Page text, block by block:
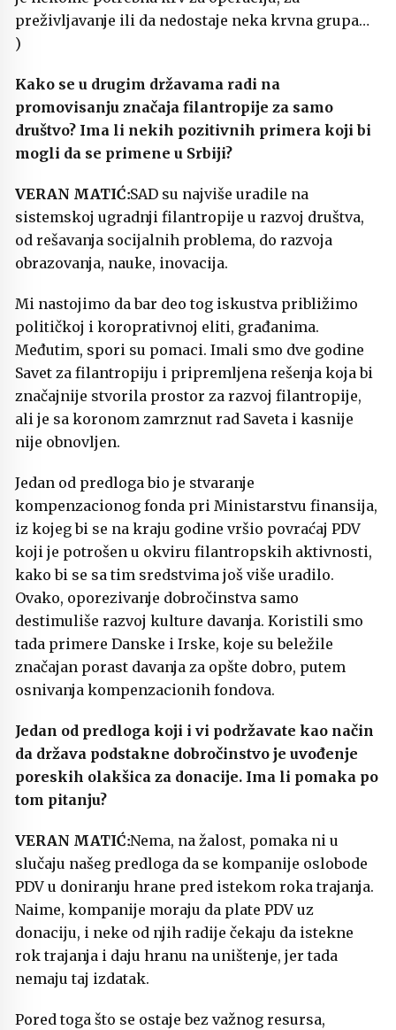
preživljavanje ili da nedostaje neka krvna grupa…
)
Kako se u drugim državama radi na
promovisanju značaja filantropije za samo
društvo? Ima li nekih pozitivnih primera koji bi
mogli da se primene u Srbiji?
SAD su najviše uradile na
sistemskoj ugradnji filantropije u razvoj društva,
od rešavanja socijalnih problema, do razvoja
obrazovanja, nauke, inovacija.
Mi nastojimo da bar deo tog iskustva približimo
političkoj i koroprativnoj eliti, građanima.
Međutim, spori su pomaci. Imali smo dve godine
Savet za filantropiju i pripremljena rešenja koja bi
značajnije stvorila prostor za razvoj filantropije,
ali je sa koronom zamrznut rad Saveta i kasnije
nije obnovljen.
Jedan od predloga bio je stvaranje
kompenzacionog fonda pri Ministarstvu finansija,
iz kojeg bi se na kraju godine vršio povraćaj PDV
koji je potrošen u okviru filantropskih aktivnosti,
kako bi se sa tim sredstvima još više uradilo.
Ovako, oporezivanje dobročinstva samo
destimuliše razvoj kulture davanja. Koristili smo
tada primere Danske i Irske, koje su beležile
značajan porast davanja za opšte dobro, putem
osnivanja kompenzacionih fondova.
Jedan od predloga koji i vi podržavate kao način
da država podstakne dobročinstvo je uvođenje
poreskih olakšica za donacije. Ima li pomaka po
tom pitanju?
Nema, na žalost, pomaka ni u
slučaju našeg predloga da se kompanije oslobode
PDV u doniranju hrane pred istekom roka trajanja.
Naime, kompanije moraju da plate PDV uz
donaciju, i neke od njih radije čekaju da istekne
rok trajanja i daju hranu na uništenje, jer tada
nemaju taj izdatak.
Pored toga što se ostaje bez važnog resursa,